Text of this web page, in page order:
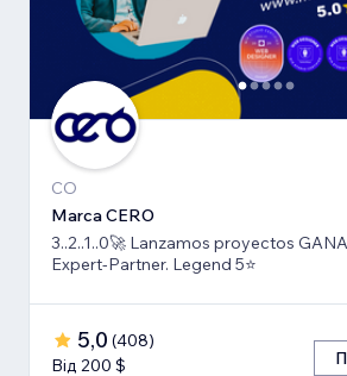
CO
Marca CERO
3..2..1..0🚀 Lanzamos proyectos
Expert-Partner. Legend 5⭐️
5,0 (408)
Від 200 $